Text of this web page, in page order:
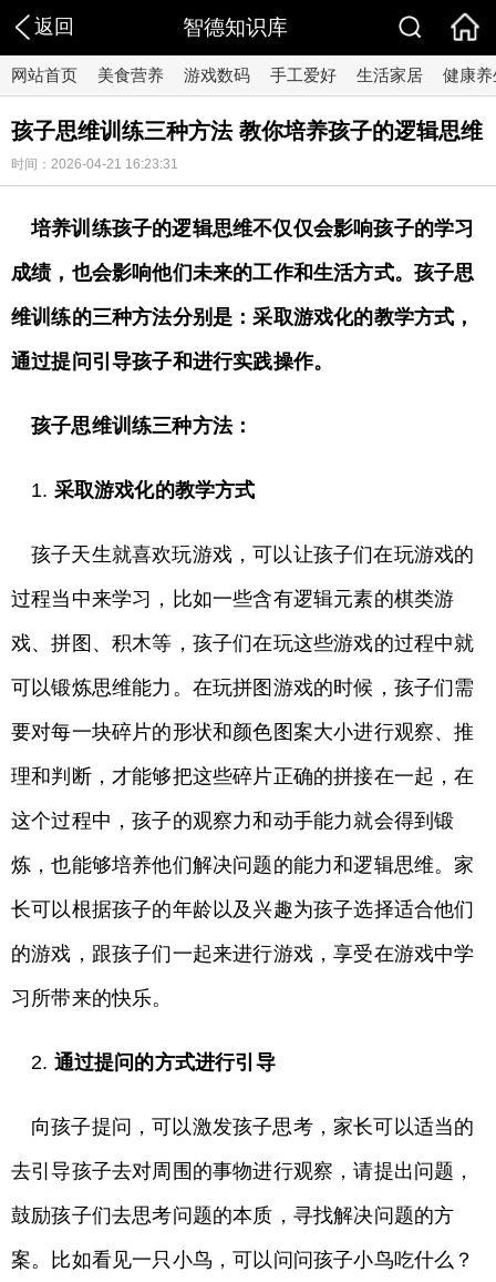
返回 智德知识库
网站首页 美食营养 游戏数码 手工爱好 生活家居 健康养
孩子思维训练三种方法 教你培养孩子的逻辑思维
时间：2026-04-21 16:23:31
培养训练孩子的逻辑思维不仅仅会影响孩子的学习
成绩，也会影响他们未来的工作和生活方式。孩子思
维训练的三种方法分别是：采取游戏化的教学方式，
通过提问引导孩子和进行实践操作。
孩子思维训练三种方法：
1. 采取游戏化的教学方式
孩子天生就喜欢玩游戏，可以让孩子们在玩游戏的
过程当中来学习，比如一些含有逻辑元素的棋类游
戏、拼图、积木等，孩子们在玩这些游戏的过程中就
可以锻炼思维能力。在玩拼图游戏的时候，孩子们需
要对每一块碎片的形状和颜色图案大小进行观察、推
理和判断，才能够把这些碎片正确的拼接在一起，在
这个过程中，孩子的观察力和动手能力就会得到锻
炼，也能够培养他们解决问题的能力和逻辑思维。家
长可以根据孩子的年龄以及兴趣为孩子选择适合他们
的游戏，跟孩子们一起来进行游戏，享受在游戏中学
习所带来的快乐。
2. 通过提问的方式进行引导
向孩子提问，可以激发孩子思考，家长可以适当的
去引导孩子去对周围的事物进行观察，请提出问题，
鼓励孩子们去思考问题的本质，寻找解决问题的方
案。比如看见一只小鸟，可以问问孩子小鸟吃什么？